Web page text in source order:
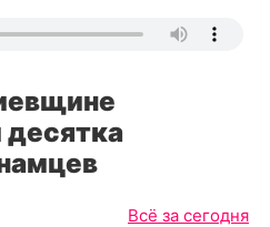
Всё за сегодня